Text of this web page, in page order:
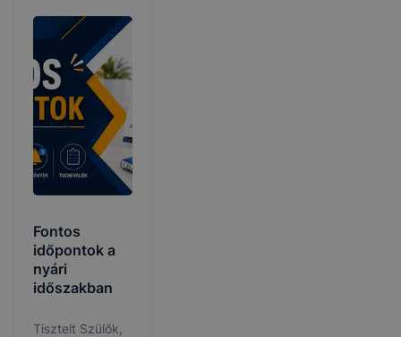
Fontos
időpontok a
nyári
időszakban
Tisztelt Szülők,